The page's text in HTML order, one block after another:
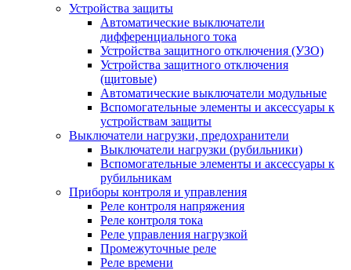
Устройства защиты
Автоматические выключатели
дифференциального тока
Устройства защитного отключения (УЗО)
Устройства защитного отключения
(щитовые)
Автоматические выключатели модульные
Вспомогательные элементы и аксессуары к
устройствам защиты
Выключатели нагрузки, предохранители
Выключатели нагрузки (рубильники)
Вспомогательные элементы и аксессуары к
рубильникам
Приборы контроля и управления
Реле контроля напряжения
Реле контроля тока
Реле управления нагрузкой
Промежуточные реле
Реле времени